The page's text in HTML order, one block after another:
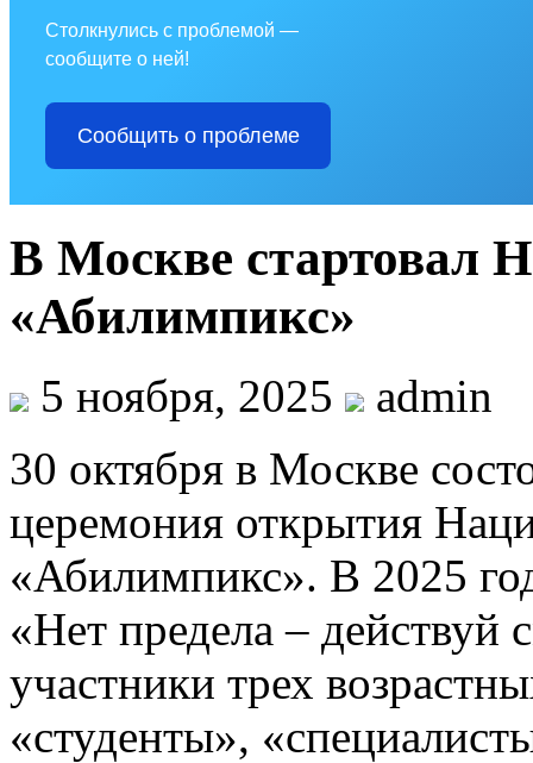
Столкнулись с проблемой —
сообщите о ней!
Сообщить о проблеме
В Москве стартовал
«Абилимпикс»
5 ноября, 2025
admin
30 октября в Москве
церемония открытия
«Абилимпикс». В 2025
«Нет предела – действуй
участники трех
«студенты»,